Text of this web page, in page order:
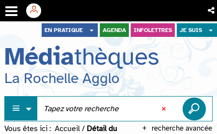
menu
contenu
recherche
EN PRATIQUE AGENDA INFOLETTRES JE SUIS
Médiathèques
La Rochelle Agglo
recherche avancée
Vous êtes ici : Accueil / Détail du